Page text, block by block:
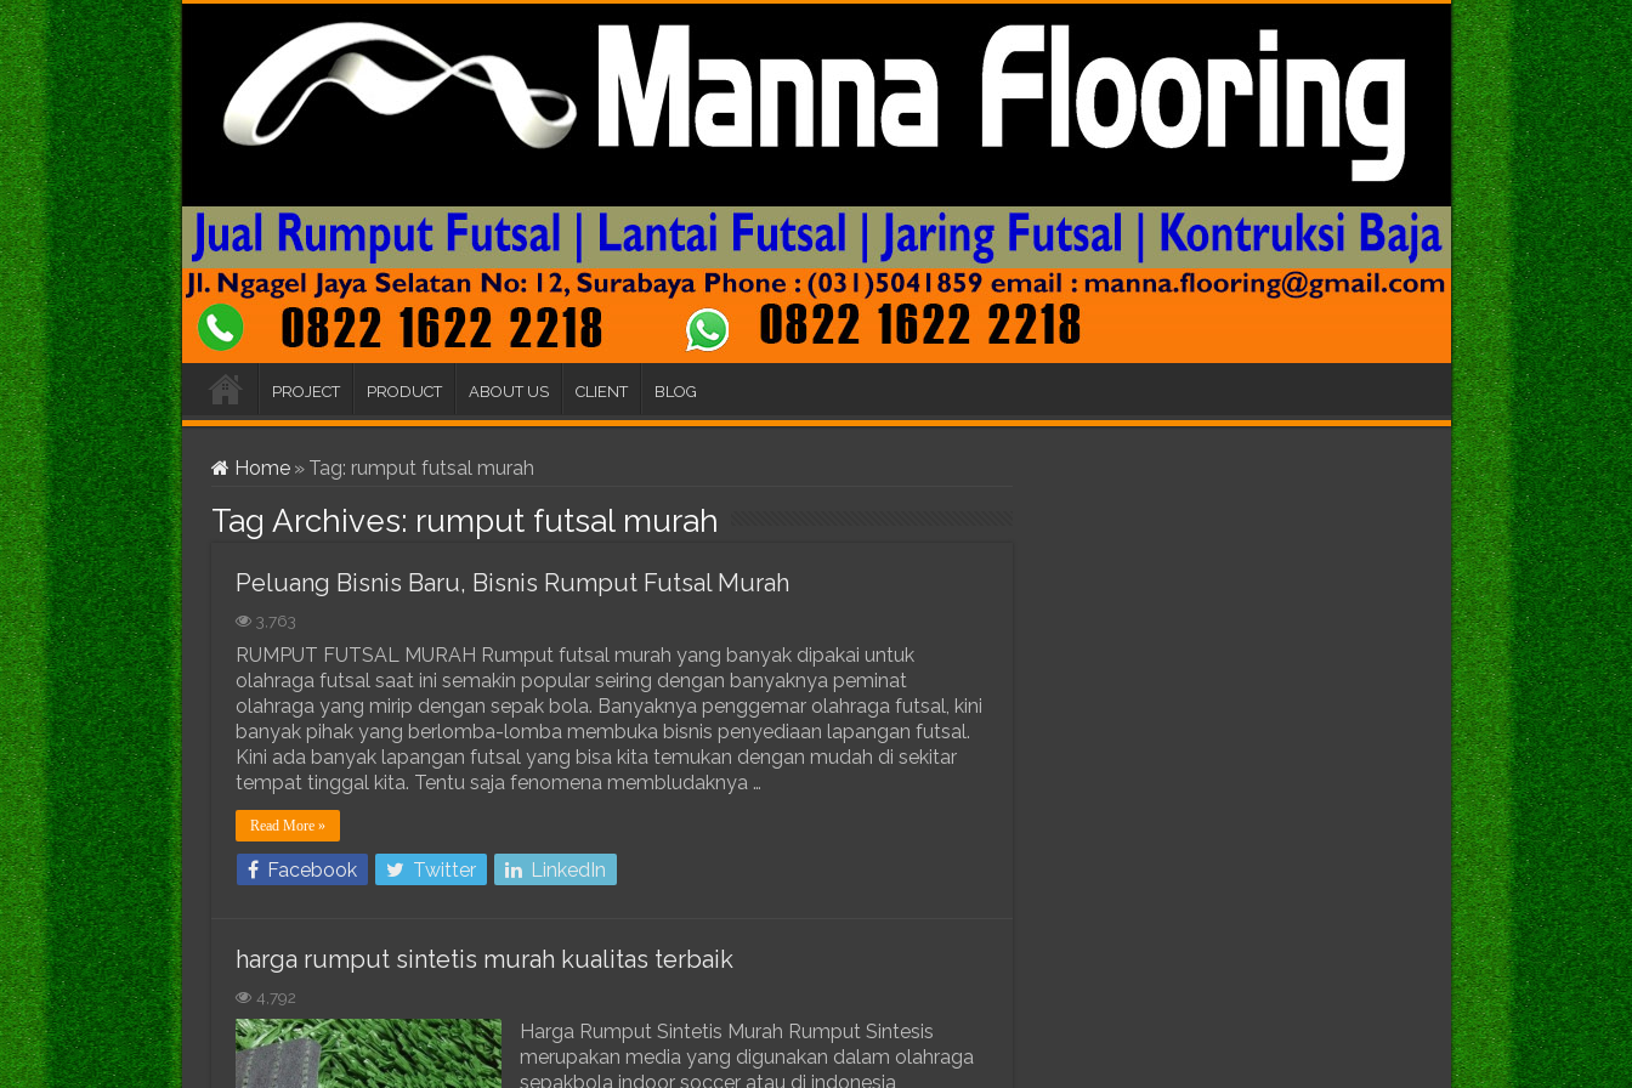
PROJECT PRODUCT ABOUT US CLIENT BLOG
Home » Tag: rumput futsal murah
Tag Archives: rumput futsal murah
Peluang Bisnis Baru, Bisnis Rumput Futsal Murah
3,763
RUMPUT FUTSAL MURAH Rumput futsal murah yang banyak dipakai untuk
olahraga futsal saat ini semakin popular seiring dengan banyaknya peminat
olahraga yang mirip dengan sepak bola. Banyaknya penggemar olahraga futsal, kini
banyak pihak yang berlomba-lomba membuka bisnis penyediaan lapangan futsal.
Kini ada banyak lapangan futsal yang bisa kita temukan dengan mudah di sekitar
tempat tinggal kita. Tentu saja fenomena membludaknya …
Read More »
Facebook Twitter LinkedIn
harga rumput sintetis murah kualitas terbaik
4,792
Harga Rumput Sintetis Murah Rumput Sintesis
merupakan media yang digunakan dalam olahraga
sepakbola indoor soccer atau di indonesia